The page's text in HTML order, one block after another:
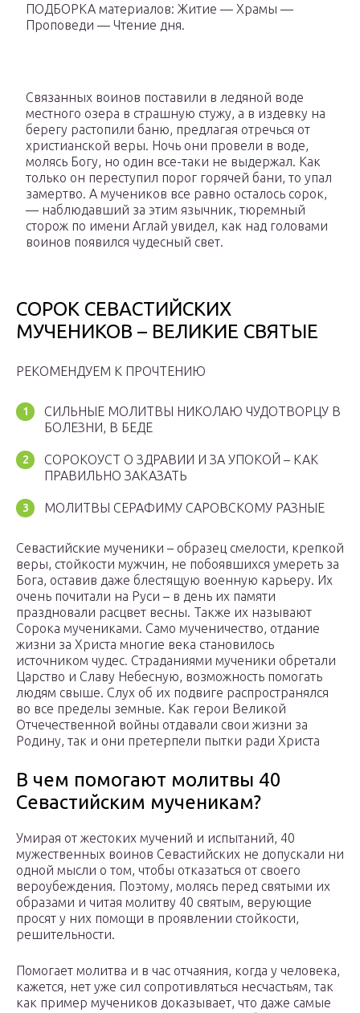
ПОДБОРКА материалов: Житие — Храмы —
Проповеди — Чтение дня.
Связанных воинов поставили в ледяной воде
местного озера в страшную стужу, а в издевку на
берегу растопили баню, предлагая отречься от
христианской веры. Ночь они провели в воде,
молясь Богу, но один все-таки не выдержал. Как
только он переступил порог горячей бани, то упал
замертво. А мучеников все равно осталось сорок,
— наблюдавший за этим язычник, тюремный
сторож по имени Аглай увидел, как над головами
воинов появился чудесный свет.
СОРОК СЕВАСТИЙСКИХ
МУЧЕНИКОВ – ВЕЛИКИЕ СВЯТЫЕ
РЕКОМЕНДУЕМ К ПРОЧТЕНИЮ
СИЛЬНЫЕ МОЛИТВЫ НИКОЛАЮ ЧУДОТВОРЦУ В
БОЛЕЗНИ, В БЕДЕ
СОРОКОУСТ О ЗДРАВИИ И ЗА УПОКОЙ – КАК
ПРАВИЛЬНО ЗАКАЗАТЬ
МОЛИТВЫ СЕРАФИМУ САРОВСКОМУ РАЗНЫЕ
Севастийские мученики – образец смелости, крепкой
веры, стойкости мужчин, не побоявшихся умереть за
Бога, оставив даже блестящую военную карьеру. Их
очень почитали на Руси – в день их памяти
праздновали расцвет весны. Также их называют
Сорока мучениками. Само мученичество, отдание
жизни за Христа многие века становилось
источником чудес. Страданиями мученики обретали
Царство и Славу Небесную, возможность помогать
людям свыше. Слух об их подвиге распространялся
во все пределы земные. Как герои Великой
Отчечественной войны отдавали свои жизни за
Родину, так и они претерпели пытки ради Христа
В чем помогают молитвы 40
Севастийским мученикам?
Умирая от жестоких мучений и испытаний, 40
мужественных воинов Севастийских не допускали ни
одной мысли о том, чтобы отказаться от своего
вероубеждения. Поэтому, молясь перед святыми их
образами и читая молитву 40 святым, верующие
просят у них помощи в проявлении стойкости,
решительности.
Помогает молитва и в час отчаяния, когда у человека,
кажется, нет уже сил сопротивляться несчастьям, так
как пример мучеников доказывает, что даже самые